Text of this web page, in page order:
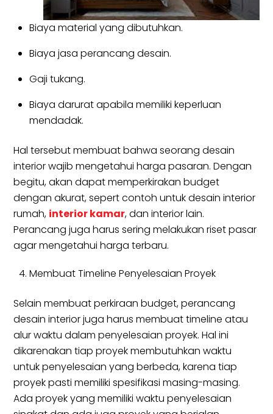
Biaya material yang dibutuhkan.
Biaya jasa perancang desain.
Gaji tukang.
Biaya darurat apabila memiliki keperluan
mendadak.
Hal tersebut membuat bahwa seorang desain
interior wajib mengetahui harga pasaran. Dengan
begitu, akan dapat memperkirakan budget
dengan akurat, sepert contoh untuk desain interior
rumah, interior kamar, dan interior lain.
Perancang juga harus sering melakukan riset pasar
agar mengetahui harga terbaru.
Membuat Timeline Penyelesaian Proyek
Selain membuat perkiraan budget, perancang
desain interior juga harus membuat timeline atau
alur waktu dalam penyelesaian proyek. Hal ini
dikarenakan tiap proyek membutuhkan waktu
untuk penyelesaian yang berbeda, karena tiap
proyek pasti memiliki spesifikasi masing-masing.
Ada proyek yang memiliki waktu penyelesaian